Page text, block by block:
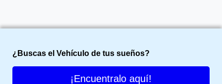
¿Buscas el Vehículo de tus sueños?
¡Encuentralo aquí!